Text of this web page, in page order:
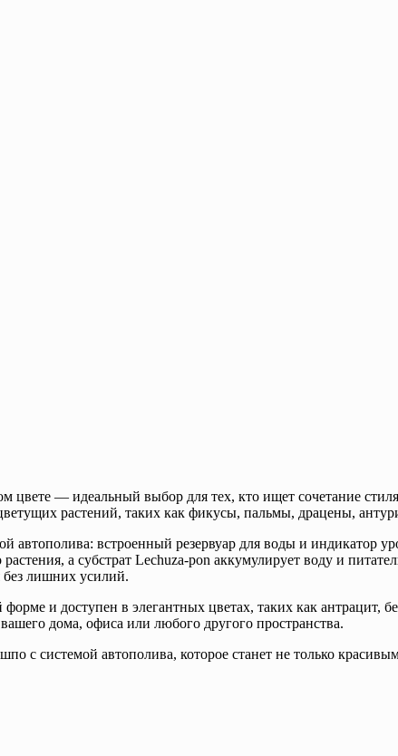
цвете — идеальный выбор для тех, кто ищет сочетание
растений, таких как фикусы, пальмы, драцены,
встроенный резервуар для воды и индикатор
а субстрат Lechuza-pon аккумулирует воду и
без лишних усилий.
и доступен в элегантных цветах, таких как
дома, офиса или любого другого пространства.
с системой автополива, которое станет не только